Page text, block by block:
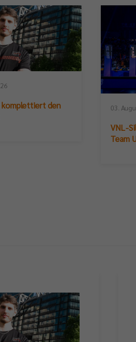
komplettiert den
03.
VNL-
Team